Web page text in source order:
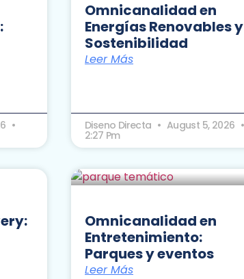
Omnicanalidad en
Energías Renovables y
Sostenibilidad
Leer Más
Diseno Directa August 5, 2026
2:27 Pm
Omnicanalidad en
Entretenimiento:
Parques y eventos
Leer Más